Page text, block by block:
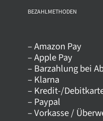
Über uns
Kontakt
Versandkosten
Datenschutz
BEZAHLMETHODEN
– Amazon Pay
– Apple Pay
– Barzahlung bei
– Klarna
– Kredit-/
– Paypal
– Vorkasse /